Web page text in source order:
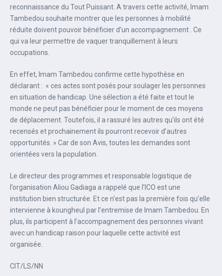
reconnaissance du Tout Puissant. A travers cette activité, Imam
Tambedou souhaite montrer que les personnes à mobilité
réduite doivent pouvoir bénéficier d’un accompagnement . Ce
qui va leur permettre de vaquer tranquillement à leurs
occupations.
En effet, Imam Tambedou confirme cette hypothèse en
déclarant : « ces actes sont posés pour soulager les personnes
en situation de handicap. Une sélection a été faite et tout le
monde ne peut pas bénéficier pour le moment de ces moyens
de déplacement. Toutefois, il a rassuré les autres qu’ils ont été
recensés et prochainement ils pourront recevoir d’autres
opportunités. » Car de son Avis, toutes les demandes sont
orientées vers la population.
Le directeur des programmes et responsable logistique de
l’organisation Aliou Gadiaga a rappelé que l’ICO est une
institution bien structurée. Et ce n’est pas la première fois qu’elle
intervienne à koungheul par l’entremise de Imam Tambedou. En
plus, ils participent à l’accompagnement des personnes vivant
avec un handicap raison pour laquelle cette activité est
organisée.
CIT/LS/NN